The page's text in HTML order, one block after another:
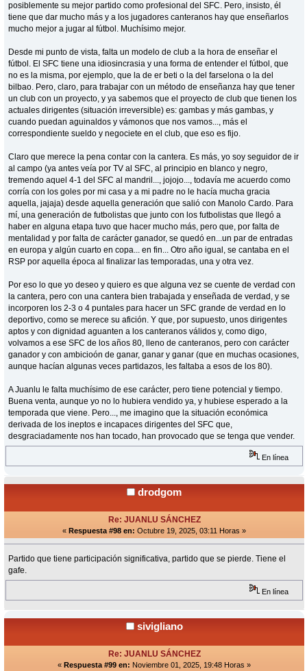
posiblemente su mejor partido como profesional del SFC. Pero, insisto, él
tiene que dar mucho más y a los jugadores canteranos hay que enseñarlos
mucho mejor a jugar al fútbol. Muchísimo mejor.
Desde mi punto de vista, falta un modelo de club a la hora de enseñar el
fútbol. El SFC tiene una idiosincrasia y una forma de entender el fútbol, que
no es la misma, por ejemplo, que la de er beti o la del farselona o la del
bilbao. Pero, claro, para trabajar con un método de enseñanza hay que tener
un club con un proyecto, y ya sabemos que el proyecto de club que tienen los
actuales dirigentes (situación irreversible) es: gambas y más gambas, y
cuando puedan aguinaldos y vámonos que nos vamos..., más el
correspondiente sueldo y negociete en el club, que eso es fijo.
Claro que merece la pena contar con la cantera. Es más, yo soy seguidor de ir
al campo (ya antes veía por TV al SFC, al principio en blanco y negro,
tremendo aquel 4-1 del SFC al mandril..., jojojo..., todavía me acuerdo como
corría con los goles por mi casa y a mi padre no le hacía mucha gracia
aquella, jajaja) desde aquella generación que salió con Manolo Cardo. Para
mí, una generación de futbolistas que junto con los futbolistas que llegó a
haber en alguna etapa tuvo que hacer mucho más, pero que, por falta de
mentalidad y por falta de carácter ganador, se quedó en...un par de entradas
en europa y algún cuarto en copa... en fin... Otro año igual, se cantaba en el
RSP por aquella época al finalizar las temporadas, una y otra vez.
Por eso lo que yo deseo y quiero es que alguna vez se cuente de verdad con
la cantera, pero con una cantera bien trabajada y enseñada de verdad, y se
incorporen los 2-3 o 4 puntales para hacer un SFC grande de verdad en lo
deportivo, como se merece su afición. Y que, por supuesto, unos dirigentes
aptos y con dignidad aguanten a los canteranos válidos y, como digo,
volvamos a ese SFC de los años 80, lleno de canteranos, pero con carácter
ganador y con ambicioón de ganar, ganar y ganar (que en muchas ocasiones,
aunque hacían algunas veces partidazos, les faltaba a esos de los 80).
A Juanlu le falta muchísimo de ese carácter, pero tiene potencial y tiempo.
Buena venta, aunque yo no lo hubiera vendido ya, y hubiese esperado a la
temporada que viene. Pero..., me imagino que la situación económica
derivada de los ineptos e incapaces dirigentes del SFC que,
desgraciadamente nos han tocado, han provocado que se tenga que vender.
En línea
drodgom
Re: JUANLU SÁNCHEZ
« Respuesta #98 en: Octubre 19, 2025, 03:11 Horas »
Partido que tiene participación significativa, partido que se pierde. Tiene el
gafe.
En línea
sivigliano
Re: JUANLU SÁNCHEZ
« Respuesta #99 en: Noviembre 01, 2025, 19:48 Horas »